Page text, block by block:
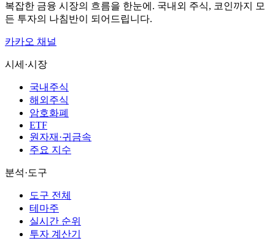
복잡한 금융 시장의 흐름을 한눈에. 국내외 주식, 코인까지 모
든 투자의 나침반이 되어드립니다.
카카오 채널
시세·시장
국내주식
해외주식
암호화폐
ETF
원자재·귀금속
주요 지수
분석·도구
도구 전체
테마주
실시간 순위
투자 계산기